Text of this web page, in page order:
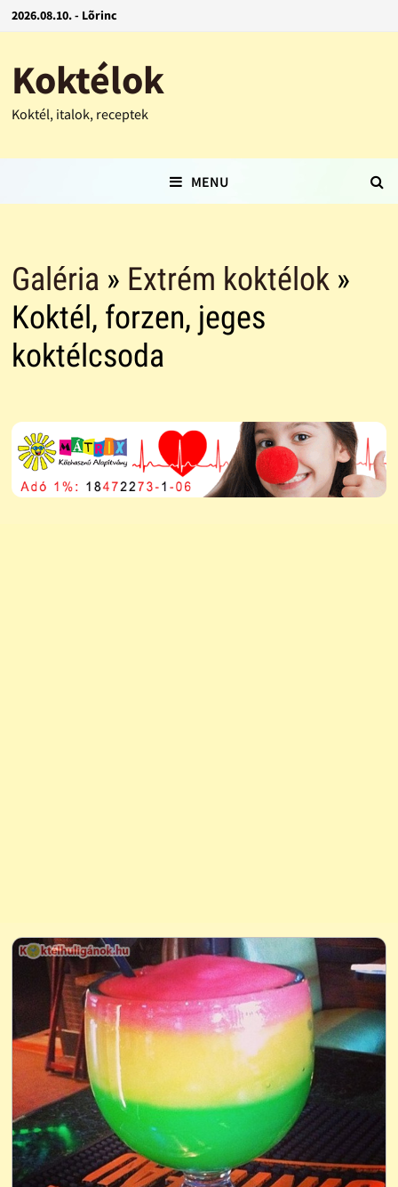
2026.08.10. - Lõrinc
Koktélok
Koktél, italok, receptek
MENU
Galéria » Extrém koktélok»
Koktél, forzen, jeges
koktélcsoda